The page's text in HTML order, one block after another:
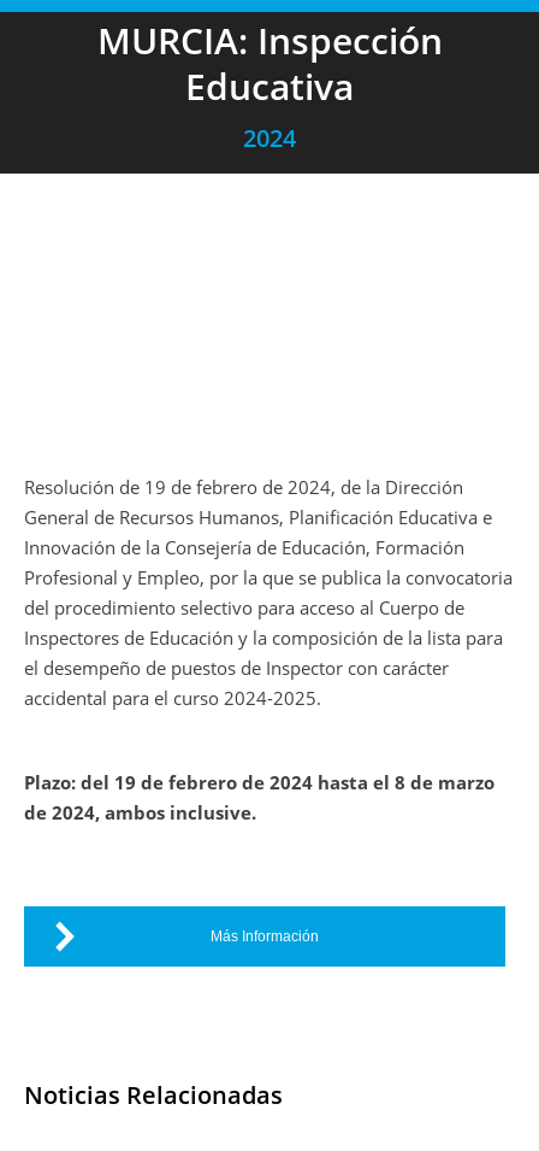
MURCIA: Inspección
Educativa
2024
Resolución de 19 de febrero de 2024, de la Dirección
General de Recursos Humanos, Planificación Educativa e
Innovación de la Consejería de Educación, Formación
Profesional y Empleo, por la que se publica la convocatoria
del procedimiento selectivo para acceso al Cuerpo de
Inspectores de Educación y la composición de la lista para
el desempeño de puestos de Inspector con carácter
accidental para el curso 2024-2025.
Plazo: del 19 de febrero de 2024 hasta el 8 de marzo
de 2024, ambos inclusive.
Más Información
Noticias Relacionadas